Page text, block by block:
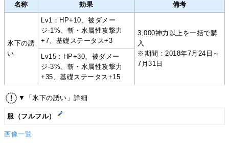
名称 効果 備考
氷下の誘
い
Lv1：HP+10、被ダメー
ジ-1%、斬・水属性攻撃力
+7、基礎ステータス+3
3,000神力以上を一括で購
入
※期間：2018年7月24日～
7月31日
Lv15：HP+30、被ダメー
ジ-3%、斬・水属性攻撃力
+35、基礎ステータス+15
▼「氷下の誘い」詳細
服（フルフル）
画像一覧